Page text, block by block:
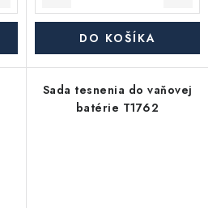
DO KOŠÍKA
Sada tesnenia do vaňovej
batérie T1762